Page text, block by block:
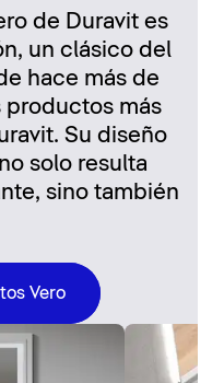
de Duravit es
un clásico del
hace más de
productos más
Su diseño
solo resulta
sino también
Vero